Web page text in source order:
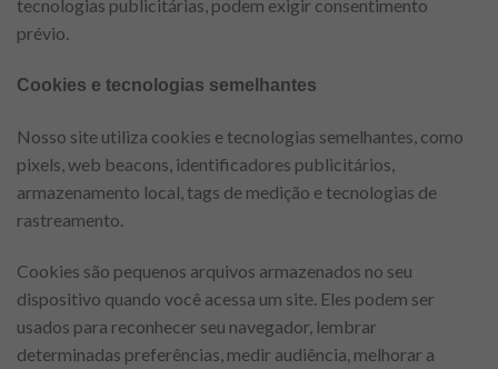
tecnologias publicitárias, podem exigir consentimento
prévio.
Cookies e tecnologias semelhantes
Nosso site utiliza cookies e tecnologias semelhantes, como
pixels, web beacons, identificadores publicitários,
armazenamento local, tags de medição e tecnologias de
rastreamento.
Cookies são pequenos arquivos armazenados no seu
dispositivo quando você acessa um site. Eles podem ser
usados para reconhecer seu navegador, lembrar
determinadas preferências, medir audiência, melhorar a